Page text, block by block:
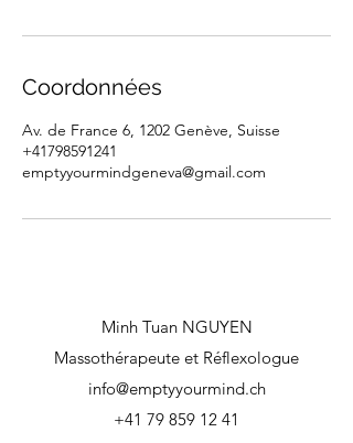
Coordonnées
Av. de France 6, 1202 Genève, Suisse
+41798591241
emptyyourmindgeneva@gmail.com
Minh Tuan NGUYEN
Massothérapeute et Réflexologue
info@emptyyourmind.ch
+41 79 859 12 41